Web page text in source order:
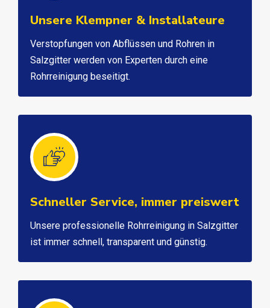
Unsere Klempner & Installateure
Verstopfungen von Abflüssen und Rohren in
Salzgitter werden von Experten durch eine
Rohrreinigung beseitigt.
Schneller Service, immer preiswert
Unsere professionelle Rohrreinigung in Salzgitter
ist immer schnell, transparent und günstig.